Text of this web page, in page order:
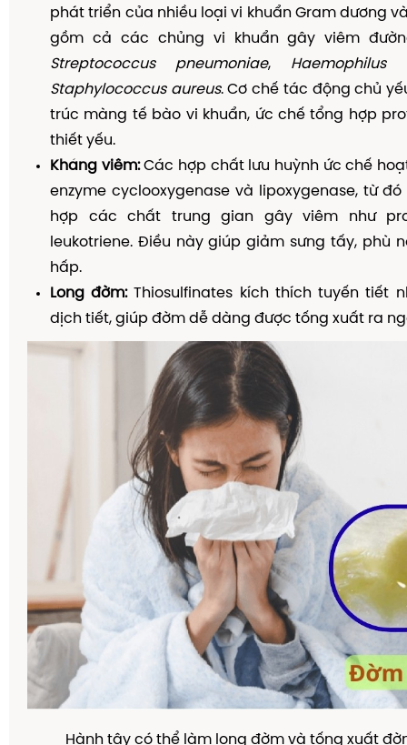
phát triển của nhiều loại vi khuẩn Gram dương
gồm cả các chủng vi khuẩn gây viêm
Streptococcus pneumoniae, Haemophilus
Staphylococcus aureus. Cơ chế tác động chủ
trúc màng tế bào vi khuẩn, ức chế tổng hợp
thiết yếu.
Kháng viêm:Các hợp chất lưu huỳnh ức chế
enzyme cyclooxygenase và lipoxygenase, từ
hợp các chất trung gian gây viêm như
leukotriene. Điều này giúp giảm sưng tấy, phù
hấp.
Long đờm:Thiosulfinates kích thích tuyến tiết
dịch tiết, giúp đờm dễ dàng được tống xuất ra
Hành tây có thể làm long đờm và tống xuất